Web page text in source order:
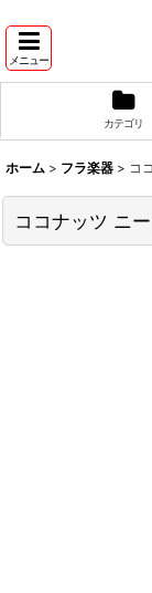
メニュー
カテゴリ
ホーム > フラ楽器 > コ
ココナッツ ニ